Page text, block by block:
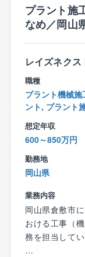
かしてWLBを
ンです。
経験の浅い方
務に取り組む
【働く環境につ
◆ご経験に応じ
をお持ちの方
ます。これま
す。
◆外注先（約
人たちのため
い環境です。
（社用車あり
心して働くこ
◆徹底した分
め、WLBを整
残業時間は15
プラント施
なめ／岡山
レイズネク
職種
プラント機械
ント, プラント
想定年収
600～850万円
勤務地
岡山県
業務内容
岡山県倉敷市
おける工事（
務を担当してい